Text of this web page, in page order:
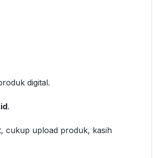
digital.
.
cukup upload produk, kasih